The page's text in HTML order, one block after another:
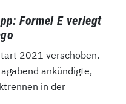
Formel E verlegt
2021 verschoben.
ankündigte,
in der